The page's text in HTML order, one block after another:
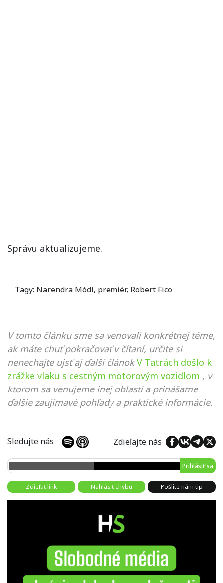
Správu aktualizujeme.
Tagy: Narendra Módí, premiér, Robert Fico
V tomto článku sme sa venovali konkrétnej téme,
ak máte chuť pokračovať v čítaní, určite si
nenechajte ujsť aj ďalší článok V Tatrách došlo k
zrážke vlaku s cestným motorovým vozidlom , v
ktorom sa venujeme inej oblasti a prinášame
ďalšie zaujímavé pohľady a praktické informácie.
Sledujte nás Zdieľajte nás
Prihlásiť sa
Zdieľať link Nahlásiť chybu Pošlite nám tip